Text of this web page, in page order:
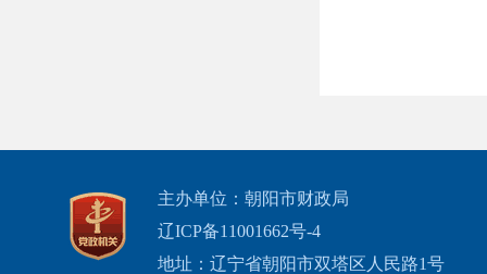
主办单位：朝阳市财政局
辽ICP备11001662号-4
地址：辽宁省朝阳市双塔区人民路1号